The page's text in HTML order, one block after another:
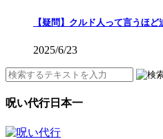
【疑問】クルド人って言うほど
2025/6/23
呪い代行日本一